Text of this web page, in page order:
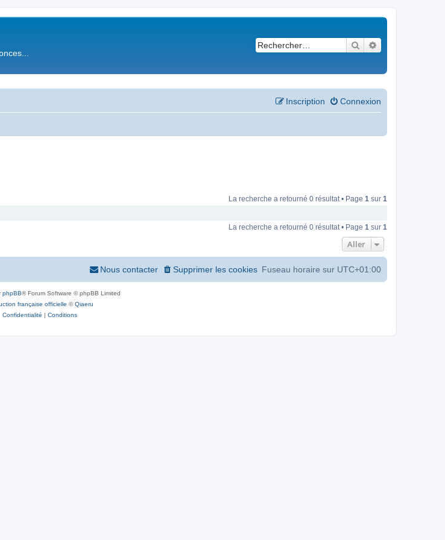
Rechercher
Connexion
Inscription
La recherche a retourné 0 résultat • Page 1 sur 1
La recherche a retourné 0 résultat • Page 1 sur 1
Aller
Fuseau horaire sur UTC+01:00
Supprimer les cookies
Nous contacter
phpBB® Forum Software © phpBB Limited
française officielle ©Qiaeru
Confidentialité | Conditions